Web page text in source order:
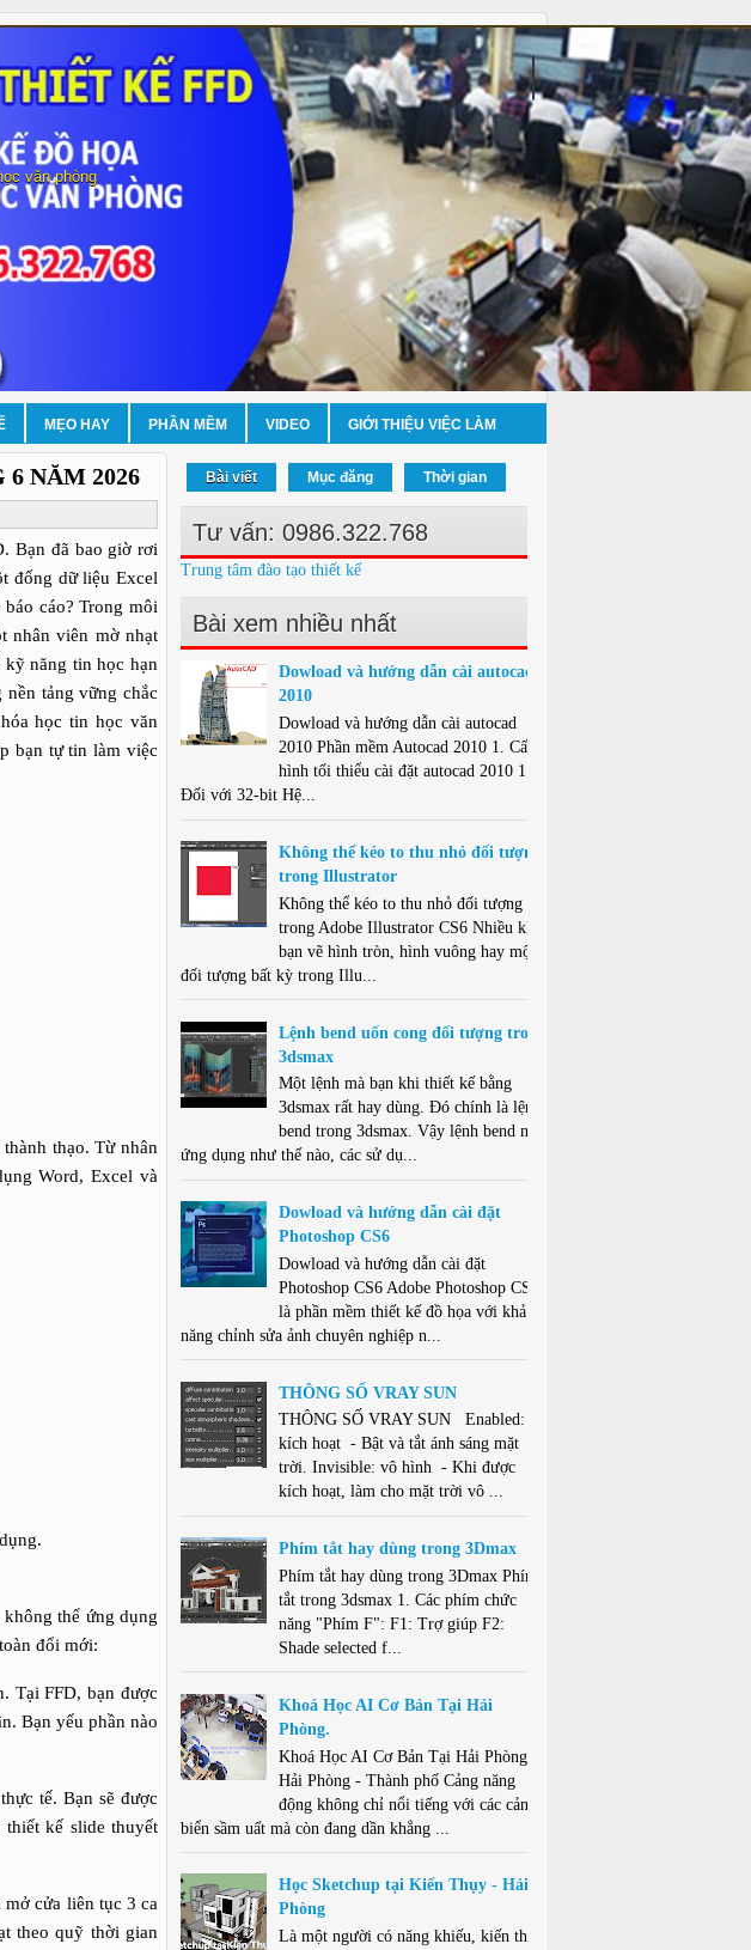
văn phòng
MẸO HAY PHẦN MỀM VIDEO GIỚI THIỆU VIỆC LÀM
NĂM 2026
Bạn đã bao giờ rơi
đống dữ liệu Excel
cáo? Trong môi
nhân viên mờ nhạt
năng tin học hạn
tảng vững chắc
học tin học văn
bạn tự tin làm việc
thạo. Từ nhân
Word, Excel và
thể ứng dụng
đổi mới:
Tại FFD, bạn được
Bạn yếu phần nào
tế. Bạn sẽ được
kế slide thuyết
cửa liên tục 3 ca
theo quỹ thời gian
Bài viết Mục đăng Thời gian
Tư vấn: 0986.322.768
Trung tâm đào tạo thiết kế
Bài xem nhiều nhất
Dowload và hướng dẫn cài autocad
2010
Dowload và hướng dẫn cài autocad
2010 Phần mềm Autocad 2010 1. Cấu
hình tối thiểu cài đặt autocad 2010 1.1.
Đối với 32-bit Hệ...
Không thể kéo to thu nhỏ đối tượng
trong Illustrator
Không thể kéo to thu nhỏ đối tượng
trong Adobe Illustrator CS6 Nhiều khi
bạn vẽ hình tròn, hình vuông hay một
đối tượng bất kỳ trong Illu...
Lệnh bend uốn cong đối tượng trong
3dsmax
Một lệnh mà bạn khi thiết kế bằng
3dsmax rất hay dùng. Đó chính là lệnh
bend trong 3dsmax. Vậy lệnh bend này
ứng dụng như thế nào, các sử dụ...
Dowload và hướng dẫn cài đặt
Photoshop CS6
Dowload và hướng dẫn cài đặt
Photoshop CS6 Adobe Photoshop CS6
là phần mềm thiết kế đồ họa với khả
năng chỉnh sửa ảnh chuyên nghiệp n...
THÔNG SỐ VRAY SUN
THÔNG SỐ VRAY SUN Enabled:
kích hoạt - Bật và tắt ánh sáng mặt
trời. Invisible: vô hình - Khi được
kích hoạt, làm cho mặt trời vô ...
Phím tắt hay dùng trong 3Dmax
Phím tắt hay dùng trong 3Dmax Phím
tắt trong 3dsmax 1. Các phím chức
năng "Phím F": F1: Trợ giúp F2:
Shade selected f...
Khoá Học AI Cơ Bản Tại Hải
Phòng.
Khoá Học AI Cơ Bản Tại Hải Phòng .
Hải Phòng - Thành phố Cảng năng
động không chỉ nổi tiếng với các cảng
biển sầm uất mà còn đang dần khẳng ...
Học Sketchup tại Kiến Thụy - Hải
Phòng
Là một người có năng khiếu, kiến thức